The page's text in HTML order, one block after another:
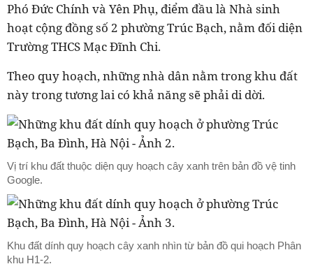
Phó Đức Chính và Yên Phụ, điểm đầu là Nhà sinh
hoạt cộng đồng số 2 phường Trúc Bạch, nằm đối diện
Trường THCS Mạc Đĩnh Chi.
Theo quy hoạch, những nhà dân nằm trong khu đất
này trong tương lai có khả năng sẽ phải di dời.
Vị trí khu đất thuộc diện quy hoạch cây xanh trên bản đồ vệ tinh
Google.
Khu đất dính quy hoạch cây xanh nhìn từ bản đồ qui hoạch Phân
khu H1-2.